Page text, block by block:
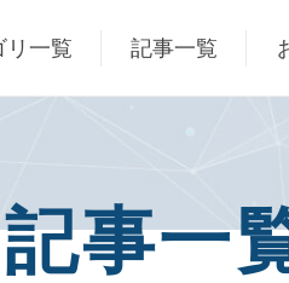
リ一覧 記事一覧
事一